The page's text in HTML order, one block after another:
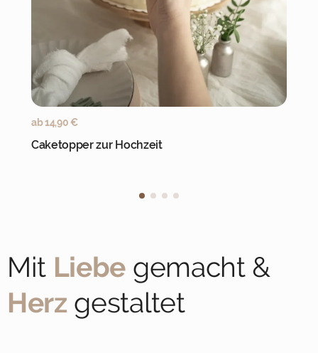
ab14,90€
Caketopper zur Hochzeit
Mit Liebe gemacht &
Herz gestaltet